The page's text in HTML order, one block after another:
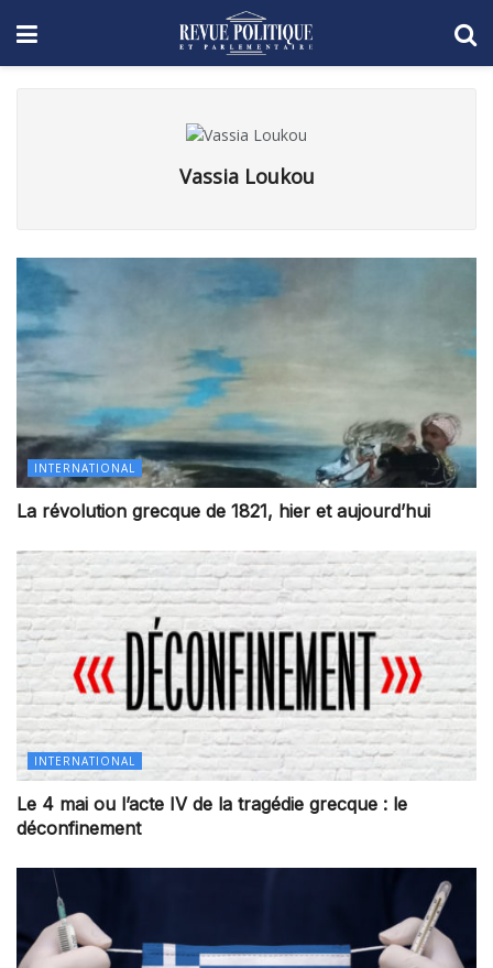
Vassia Loukou
INTERNATIONAL
La révolution grecque de 1821, hier et aujourd’hui
INTERNATIONAL
Le 4 mai ou l’acte IV de la tragédie grecque : le
déconfinement